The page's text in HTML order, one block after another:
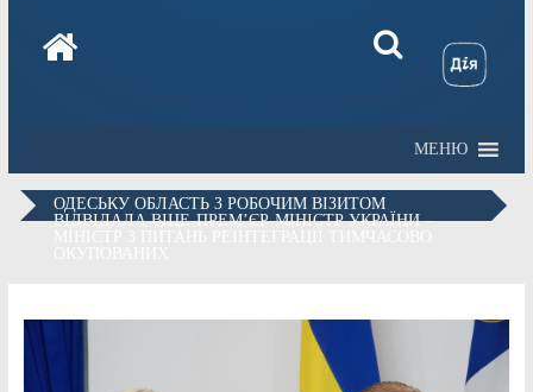
МЕНЮ
ОДЕСЬКУ ОБЛАСТЬ З РОБОЧИМ ВІЗИТОМ
ВІДВІДАЛА ВІЦЕ-ПРЕМ’ЄР-МІНІСТР УКРАЇНИ –